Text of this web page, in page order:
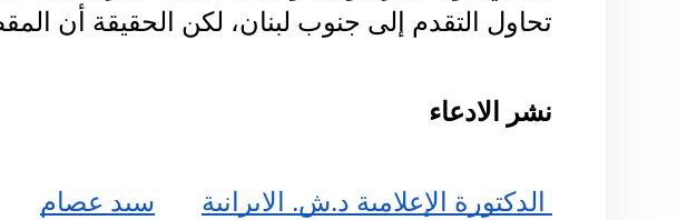
تحاول التقدم إلى جنوب لبنان، لكن الحقيقة أن
نشر الادعاء
الدكتورة الإعلامية د.ش. الايرانية سيد عصام